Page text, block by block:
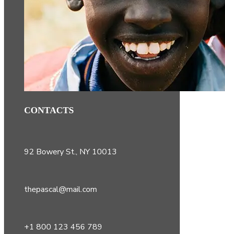
CONTACTS
92 Bowery St., NY 10013
thepascal@mail.com
+1 800 123 456 789